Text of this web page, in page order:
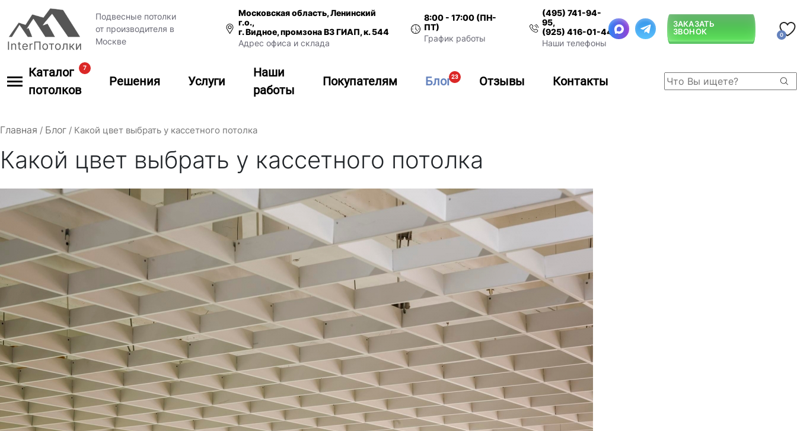
Подвесные потолки
от производителя в
Москве
Московская область, Ленинский
г.о.,
г. Видное, промзона ВЗ ГИАП, к. 544
Адрес офиса и склада
8:00 - 17:00 (ПН-
ПТ)
График работы
(495) 741-94-
95,
(925) 416-01-44
Наши телефоны
ЗАКАЗАТЬ
ЗВОНОК
0
Каталог
потолков
7
Решения Услуги
Наши
работы
Покупателям Блог23 Отзывы Контакты
Главная / Блог / Какой цвет выбрать у кассетного потолка
Какой цвет выбрать у кассетного потолка